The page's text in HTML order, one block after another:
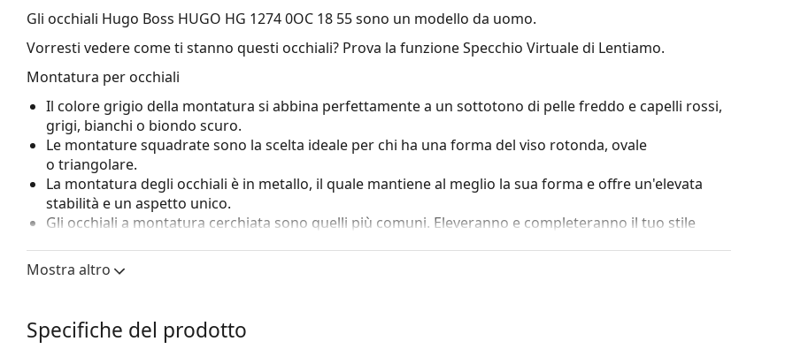
Gli occhiali Hugo Boss HUGO HG 1274 0OC 18 55sono un modello da uomo.
Vorresti vedere come ti stanno questi occhiali? Prova la funzione Specchio Virtuale di Lentiamo.
Montatura per occhiali
Il colore grigio della montatura si abbina perfettamente a un sottotono di pelle freddo e capelli rossi,
grigi, bianchi o biondo scuro.
Le montature squadrate sono la scelta ideale per chi ha una forma del viso rotonda, ovale
o triangolare.
La montatura degli occhiali è in metallo, il quale mantiene al meglio la sua forma e offre un'elevata
stabilità e un aspetto unico.
Gli occhiali a montatura cerchiata sono quelli più comuni. Eleveranno e completeranno il tuo stile
racchiudono completamente la lente e proteggono contro i danni. Questo tipo di montatura è adatto
a tutte le lenti, comprese quelle con maggiore potenza ottica.
da sole. I naselli si adatteranno alla forma del naso e quindi forniranno un maggiore comfort. La
regolazione dei naselli deve essere sempre eseguita da un ottico esperto per evitare danni o rotture
Mostra altro
Specifiche del prodotto